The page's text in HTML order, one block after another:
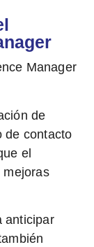
Manager
de
de contacto
el
mejoras
anticipar